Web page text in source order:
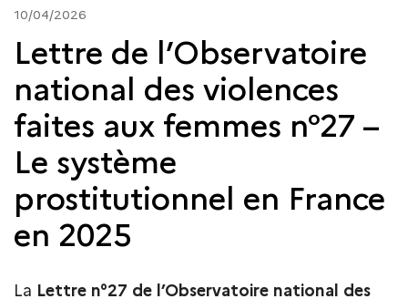
10/04/2026
Lettre de l’Observatoire
national des violences
faites aux femmes n°27 –
Le système
prostitutionnel en France
en 2025
La Lettre n°27 de l’Observatoire national des